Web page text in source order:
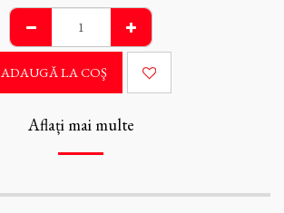
ADAUGĂ LA COŞ
Aflați mai multe